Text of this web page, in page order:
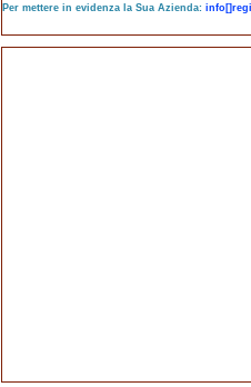
Per mettere in evidenza la Sua Azienda: